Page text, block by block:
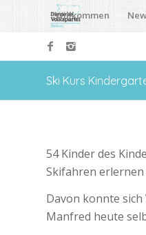
Willkommen
Ski Kurs
54 Kinder des
Skifahren
Davon konnte
Manfred heute